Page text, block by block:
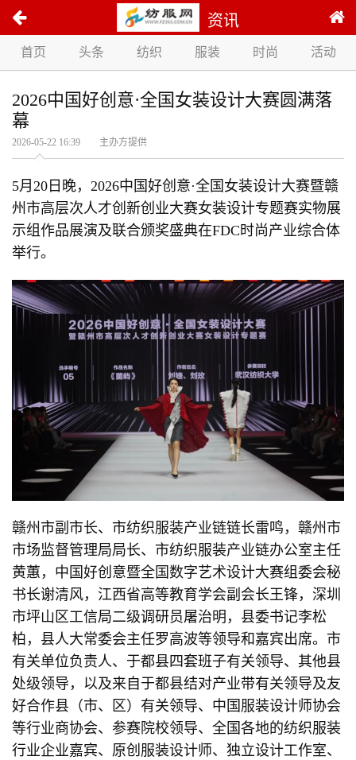
资讯
首页 头条 纺织 服装 时尚 活动
2026中国好创意·全国女装设计大赛圆满落
幕
2026-05-22 16:39 主办方提供
5月20日晚，2026中国好创意·全国女装设计大赛暨赣
州市高层次人才创新创业大赛女装设计专题赛实物展
示组作品展演及联合颁奖盛典在FDC时尚产业综合体
举行。
赣州市副市长、市纺织服装产业链链长雷鸣，赣州市
市场监督管理局局长、市纺织服装产业链办公室主任
黄蕙，中国好创意暨全国数字艺术设计大赛组委会秘
书长谢清风，江西省高等教育学会副会长王锋，深圳
市坪山区工信局二级调研员屠治明，县委书记李松
柏，县人大常委会主任罗高波等领导和嘉宾出席。市
有关单位负责人、于都县四套班子有关领导、其他县
处级领导，以及来自于都县结对产业带有关领导及友
好合作县（市、区）有关领导、中国服装设计师协会
等行业商协会、参赛院校领导、全国各地的纺织服装
行业企业嘉宾、原创服装设计师、独立设计工作室、